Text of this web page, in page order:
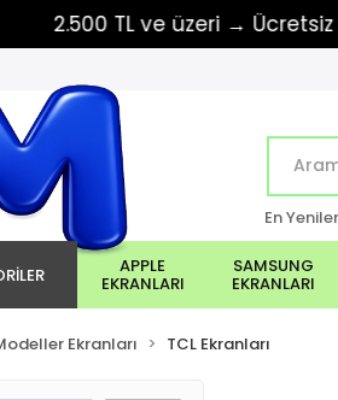
TL ve üzeri → Ücretsiz kargo
En Yeniler
APPLE
EKRANLARI
SAMSUNG
EKRANLARI
Ekranları TCL Ekranları